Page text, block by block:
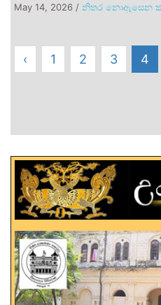
May 14, 2026 / නිතර නොඇසෙන
‹ 1 2 3 4